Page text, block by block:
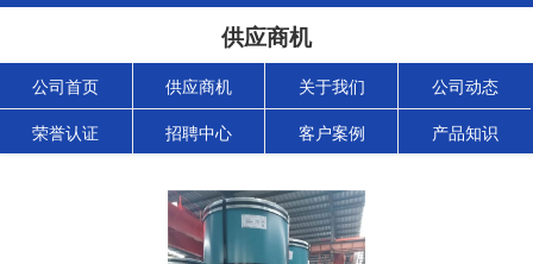
供应商机
公司首页 供应商机 关于我们 公司动态
荣誉认证 招聘中心 客户案例 产品知识